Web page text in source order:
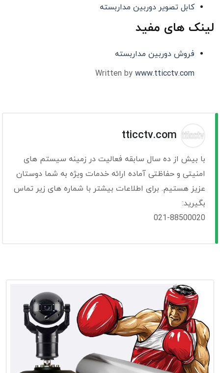
کابل تصویر دوربین مداربسته
لینک های مفید
فروش دوربین مداربسته
Written by www.tticctv.com
tticctv.com
با بیش از ده سال سابقه فعالیت در زمینه سیستم های
امنیتی و حفاظتی آماده ارائه خدمات ویژه به شما دوستان
عزیز هستیم. برای اطلاعات بیشتر با شماره های زیر تماس
بگیرید:
021-88500020